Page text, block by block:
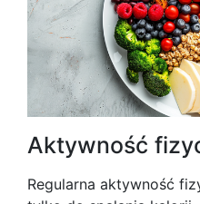
Aktywność
Regularna aktywność